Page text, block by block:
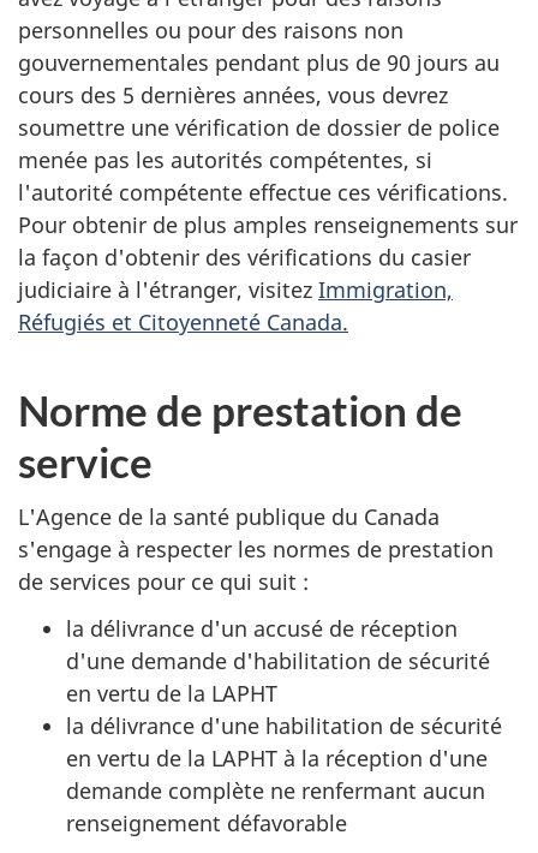
personnelles ou pour des raisons non
gouvernementales pendant plus de 90 jours au
cours des 5 dernières années, vous devrez
soumettre une vérification de dossier de police
menée pas les autorités compétentes, si
l'autorité compétente effectue ces vérifications.
Pour obtenir de plus amples renseignements sur
la façon d'obtenir des vérifications du casier
judiciaire à l'étranger, visitez Immigration,
Réfugiés et Citoyenneté Canada.
Norme de prestation de
service
L'Agence de la santé publique du Canada
s'engage à respecter les normes de prestation
de services pour ce qui suit :
la délivrance d'un accusé de réception
d'une demande d'habilitation de sécurité
en vertu de la LAPHT
la délivrance d'une habilitation de sécurité
en vertu de la LAPHT à la réception d'une
demande complète ne renfermant aucun
renseignement défavorable